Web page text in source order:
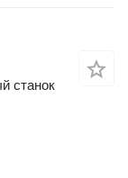
станок